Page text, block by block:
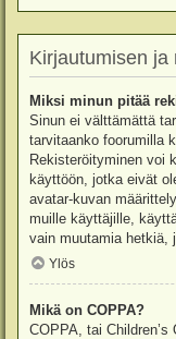
Kirjautumisen ja
Miksi minun pitää
Sinun ei välttämättä
tarvitaanko foorumilla
Rekisteröityminen voi
käyttöön, jotka eivät
avatar-kuvan
muille käyttäjille,
vain muutamia hetkiä,
Ylös
Mikä on COPPA?
COPPA, tai